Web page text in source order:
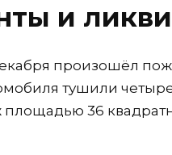
и
произошёл
тушили
площадью 36